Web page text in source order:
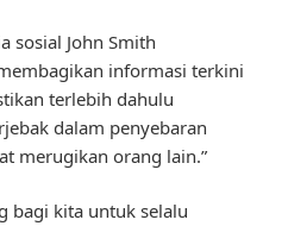
sosial John Smith
informasi terkini
terlebih dahulu
dalam penyebaran
merugikan orang lain.”
bagi kita untuk selalu